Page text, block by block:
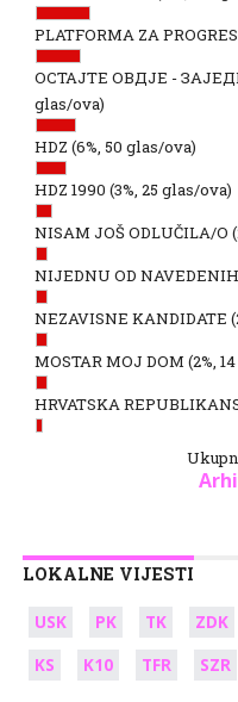
PLATFORMA ZA PROGRES
ОСТАЈТЕ ОВДЈЕ -
glas/ova)
HDZ (6%, 50 glas/ova)
HDZ 1990 (3%, 25 glas/ova)
NISAM JOŠ ODLUČILA/O
NIJEDNU OD NAVEDENIH
NEZAVISNE KANDIDATE
MOSTAR MOJ DOM (2%,
HRVATSKA
LOKALNE VIJESTI
USK PK TK ZDK
KS
K10 TFR SZR